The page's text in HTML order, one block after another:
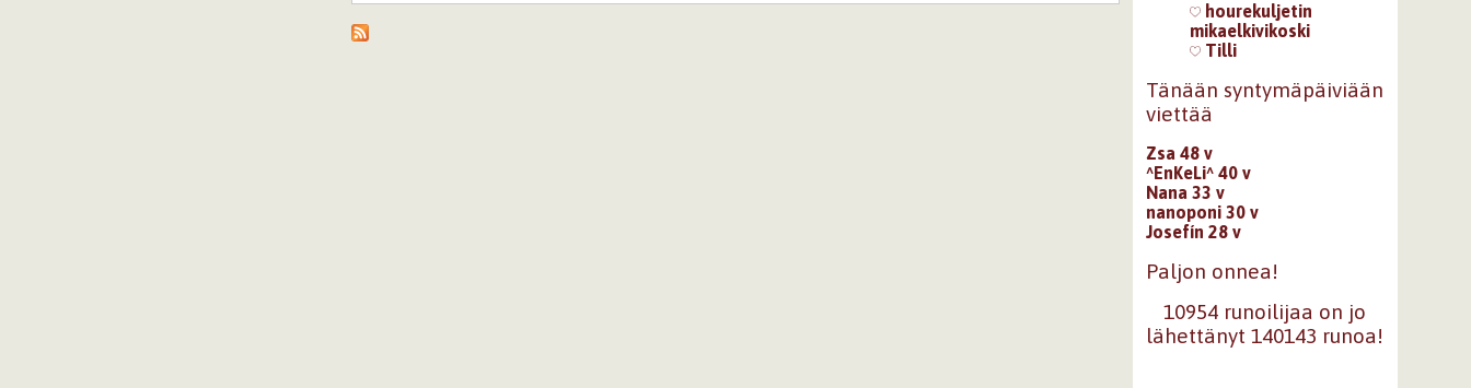
hourekuljetin
mikaelkivikoski
Tilli
Tänään syntymäpäiviään
viettää
Zsa 48 v
^EnKeLi^ 40 v
Nana 33 v
nanoponi 30 v
Josefín 28 v
Paljon onnea!
10954 runoilijaa on jo
lähettänyt 140143 runoa!